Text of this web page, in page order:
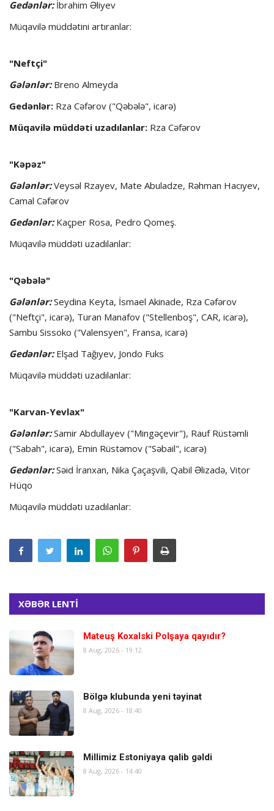
Gedənlər:İbrahim Əliyev
Müqavilə müddətini artıranlar:
"Neftçi"
Gələnlər:Breno Almeyda
Gedənlər: Rza Cəfərov ("Qəbələ", icarə)
Müqavilə müddəti uzadılanlar: Rza Cəfərov
"Kəpəz"
Gələnlər:Veysəl Rzayev, Mate Abuladze, Rəhman Hacıyev,
Camal Cəfərov
Gedənlər:Kaçper Rosa, Pedro Qomeş.
Müqavilə müddəti uzadılanlar:
"Qəbələ"
Gələnlər:Seydina Keyta, İsmael Akinade, Rza Cəfərov
("Neftçi", icarə), Turan Manafov ("Stellenboş", CAR, icarə),
Sambu Sissoko ("Valensyen", Fransa, icarə)
Gedənlər:Elşad Tağıyev, Jondo Fuks
Müqavilə müddəti uzadılanlar:
"Karvan-Yevlax"
Gələnlər:Samir Abdullayev ("Mingəçevir"), Rauf Rüstəmli
("Sabah", icarə), Emin Rüstəmov ("Səbail", icarə)
Gedənlər:Səid İranxan, Nika Çaçaşvili, Qabil Əlizadə, Vitor
Hüqo
Müqavilə müddəti uzadılanlar:
XƏBƏR LENTİ
Mateuş Koxalski Polşaya qayıdır?
8 Aug, 2026 - 19:12
Bölgə klubunda yeni təyinat
8 Aug, 2026 - 18:40
Millimiz Estoniyaya qalib gəldi
8 Aug, 2026 - 14:40